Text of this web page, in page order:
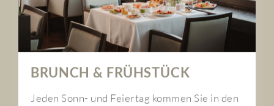
BRUNCH & FRÜHSTÜCK
Jeden Sonn- und Feiertag kommen Sie in den